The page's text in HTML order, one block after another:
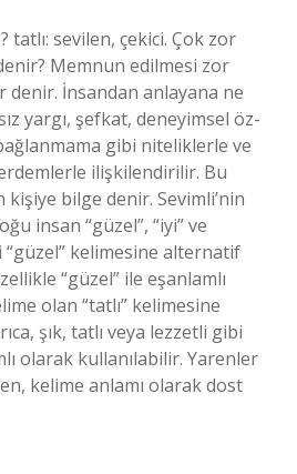
tatlı: sevilen, çekici. Çok zor
Memnun edilmesi zor
İnsandan anlayana ne
yargı, şefkat, deneyimsel öz-
gibi niteliklerle ve
ilişkilendirilir. Bu
bilge denir. Sevimli’nin
insan “güzel”, “iyi” ve
“güzel” kelimesine alternatif
“güzel” ile eşanlamlı
olan “tatlı” kelimesine
şık, tatlı veya lezzetli gibi
olarak kullanılabilir. Yarenler
kelime anlamı olarak dost